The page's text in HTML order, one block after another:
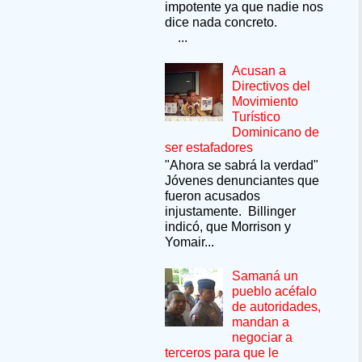
impotente ya que nadie nos
dice nada concreto.
...
Acusan a
Directivos del
Movimiento
Turístico
Dominicano de
ser estafadores
"Ahora se sabrá la verdad"
Jóvenes denunciantes que
fueron acusados
injustamente. Billinger
indicó, que Morrison y
Yomair...
Samaná un
pueblo acéfalo
de autoridades,
mandan a
negociar a
terceros para que le